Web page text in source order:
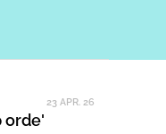
23 APR. 26
orde'